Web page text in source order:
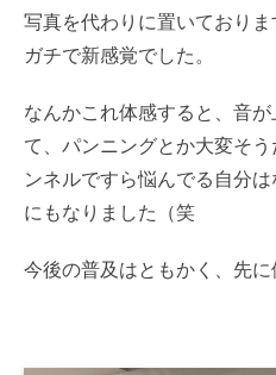
写真を代わりに置いており
ガチで新感覚でした。
なんかこれ体感すると、音
て、パンニングとか大変そ
ンネルですら悩んでる自分
にもなりました（笑
今後の普及はともかく、先に